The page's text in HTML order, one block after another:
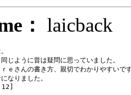
：
じように昔は疑問に思っていました。
ｅさんの書き方、親切でわかりやすいで
なりました。